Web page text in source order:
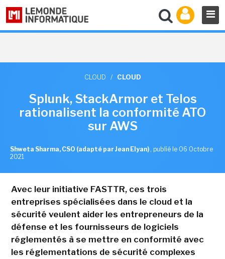
CLOUD / CLOUD
Splunk, StackArmor et Telos
rationalisent la conformité ATO
sur AWS
Shweta Sharma, CSO (adapté par Jean Elyan) , publié le 06 Octobre
2021
Avec leur initiative FASTTR, ces trois
entreprises spécialisées dans le cloud et la
sécurité veulent aider les entrepreneurs de la
défense et les fournisseurs de logiciels
réglementés à se mettre en conformité avec
les réglementations de sécurité complexes